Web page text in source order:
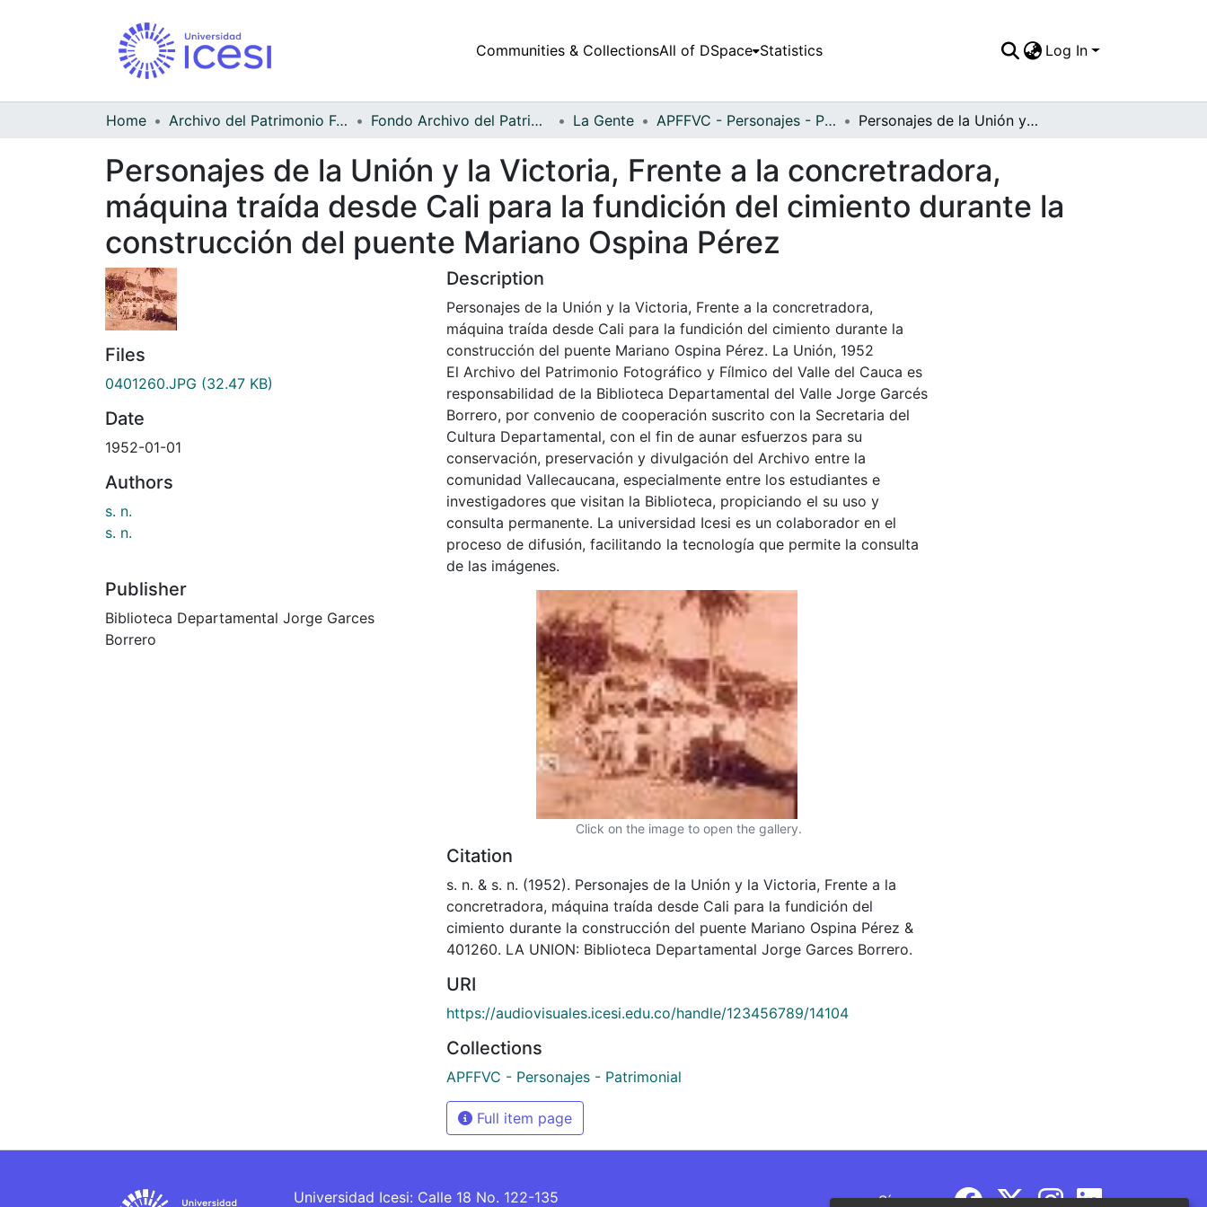
Communities & CollectionsAll of DSpace Statistics Log In
Home Archivo del Patrimonio Fotográfico y Fílmico del Valle del Cauca Fondo Archivo del Patrimonio Fotográfico y Fílmico del Valle del Cauca La Gente APFFVC - Personajes - Patrimonial Personajes de la Unión y la Victoria, Frente a la concretradora, máquina traída desde Cali para la fundición del cimiento durante la construcción del puente Mariano Ospina Pérez
Personajes de la Unión y la Victoria, Frente a la concretradora,
máquina traída desde Cali para la fundición del cimiento durante la
construcción del puente Mariano Ospina Pérez
Files
0401260.JPG (32.47 KB)
Date
1952-01-01
Authors
s. n.
s. n.
Publisher
Biblioteca Departamental Jorge Garces
Borrero
Description
Personajes de la Unión y la Victoria, Frente a la concretradora,
máquina traída desde Cali para la fundición del cimiento durante la
construcción del puente Mariano Ospina Pérez. La Unión, 1952
El Archivo del Patrimonio Fotográfico y Fílmico del Valle del Cauca es
responsabilidad de la Biblioteca Departamental del Valle Jorge Garcés
Borrero, por convenio de cooperación suscrito con la Secretaria del
Cultura Departamental, con el fin de aunar esfuerzos para su
conservación, preservación y divulgación del Archivo entre la
comunidad Vallecaucana, especialmente entre los estudiantes e
investigadores que visitan la Biblioteca, propiciando el su uso y
consulta permanente. La universidad Icesi es un colaborador en el
proceso de difusión, facilitando la tecnología que permite la consulta
de las imágenes.
Click on the image to open the gallery.
Citation
s. n. & s. n. (1952). Personajes de la Unión y la Victoria, Frente a la
concretradora, máquina traída desde Cali para la fundición del
cimiento durante la construcción del puente Mariano Ospina Pérez &
401260. LA UNION: Biblioteca Departamental Jorge Garces Borrero.
URI
https://audiovisuales.icesi.edu.co/handle/123456789/14104
Collections
APFFVC - Personajes - Patrimonial
Full item page
Universidad Icesi: Calle 18 No. 122-135 Síguenos